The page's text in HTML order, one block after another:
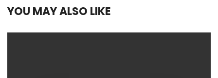
YOU MAY ALSO LIKE